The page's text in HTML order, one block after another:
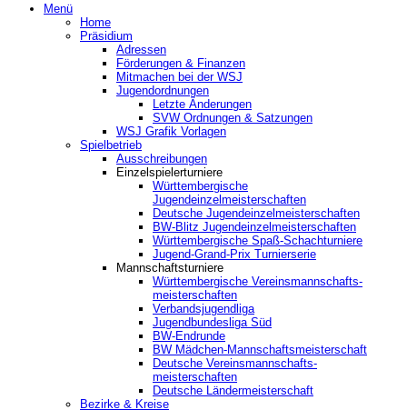
Menü
Home
Präsidium
Adressen
Förderungen & Finanzen
Mitmachen bei der WSJ
Jugendordnungen
Letzte Änderungen
SVW Ordnungen & Satzungen
WSJ Grafik Vorlagen
Spielbetrieb
Ausschreibungen
Einzelspielerturniere
Württembergische
Jugendeinzelmeisterschaften
Deutsche Jugendeinzelmeisterschaften
BW-Blitz Jugendeinzelmeisterschaften
Württembergische Spaß-Schachturniere
Jugend-Grand-Prix Turnierserie
Mannschaftsturniere
Württembergische Vereinsmannschafts-
meisterschaften
Verbandsjugendliga
Jugendbundesliga Süd
BW-Endrunde
BW Mädchen-Mannschaftsmeisterschaft
Deutsche Vereinsmannschafts-
meisterschaften
Deutsche Ländermeisterschaft
Bezirke & Kreise